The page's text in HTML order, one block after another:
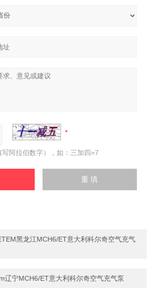
阿拉伯数字），如：三加四=7
黑龙江MCH6/ET意大利科尔奇空气充气
辽宁MCH6/ET意大利科尔奇空气充气泵